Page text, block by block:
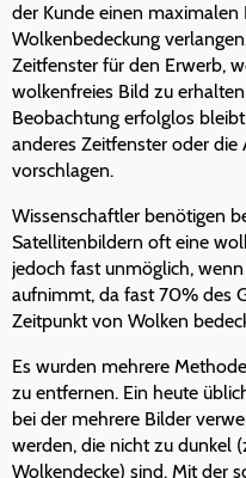
der Kunde einen maximalen
Wolkenbedeckung
Zeitfenster für den Erwerb,
wolkenfreies Bild zu
Beobachtung erfolglos
anderes Zeitfenster oder
vorschlagen.
Wissenschaftler benötigen
Satellitenbildern oft eine
jedoch fast unmöglich,
aufnimmt, da fast 70% des
Zeitpunkt von Wolken
Es wurden mehrere
zu entfernen. Ein heute
bei der mehrere Bilder
werden, die nicht zu dunkel
Wolkendecke) sind. Mit der